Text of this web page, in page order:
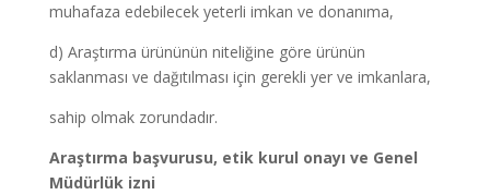
muhafaza edebilecek yeterli imkan ve donanıma,
d) Araştırma ürününün niteliğine göre ürünün
saklanması ve dağıtılması için gerekli yer ve imkanlara,
sahip olmak zorundadır.
Araştırma başvurusu, etik kurul onayı ve Genel
Müdürlük izni